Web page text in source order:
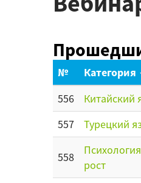
№ Категория
556
Китайский
557
Турецкий
558
рост